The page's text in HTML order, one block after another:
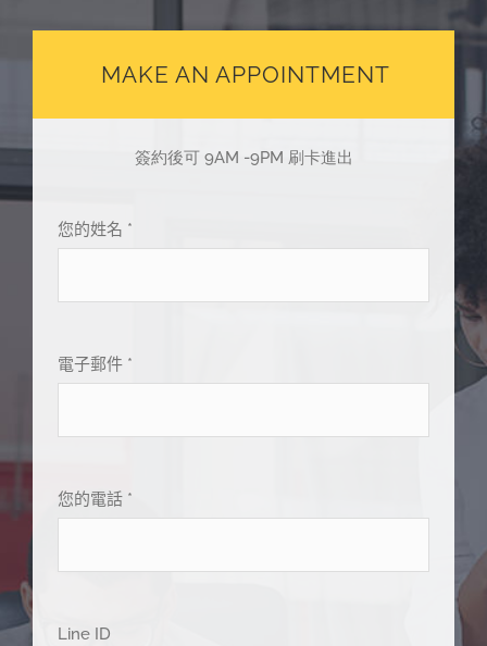
MAKE AN APPOINTMENT
簽約後可 9AM -9PM 刷卡進出
您的姓名 *
電子郵件 *
您的電話 *
Line ID